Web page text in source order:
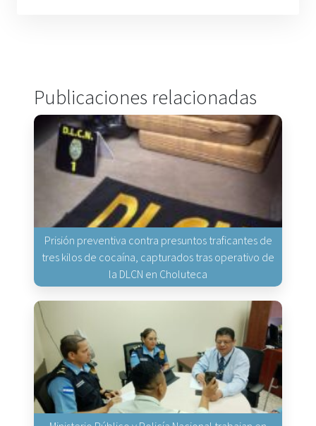
Publicaciones relacionadas
Prisión preventiva contra presuntos traficantes de
tres kilos de cocaína, capturados tras operativo de
la DLCN en Choluteca